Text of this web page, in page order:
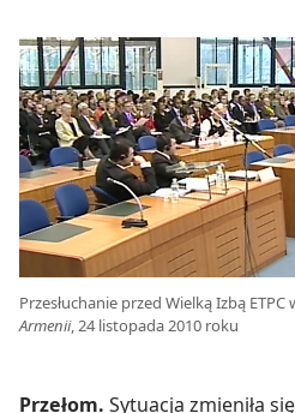
Przesłuchanie przed Wielką Izbą ETPC
Armenii, 24 listopada 2010 roku
Przełom. Sytuacja zmieniła